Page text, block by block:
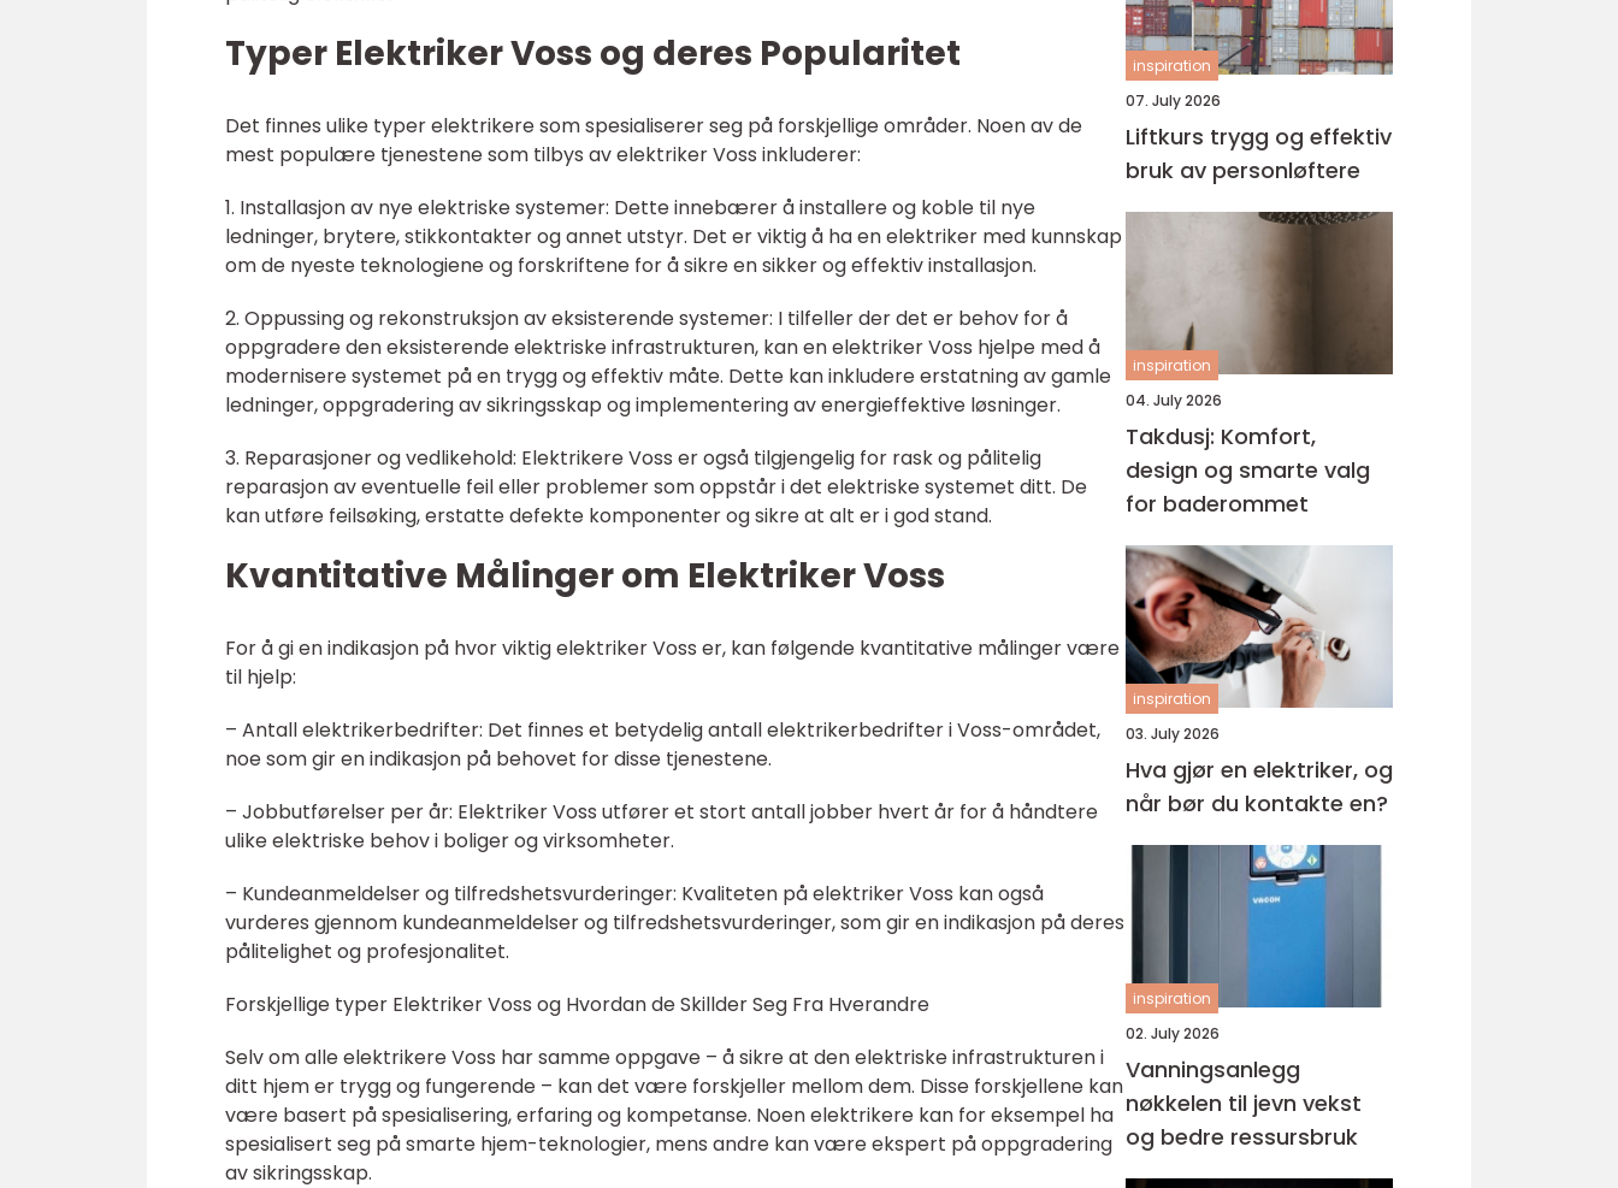
Typer Elektriker Voss og deres Popularitet
Det finnes ulike typer elektrikere som spesialiserer seg på forskjellige områder. Noen av de
mest populære tjenestene som tilbys av elektriker Voss inkluderer:
1. Installasjon av nye elektriske systemer: Dette innebærer å installere og koble til nye
ledninger, brytere, stikkontakter og annet utstyr. Det er viktig å ha en elektriker med kunnskap
om de nyeste teknologiene og forskriftene for å sikre en sikker og effektiv installasjon.
2. Oppussing og rekonstruksjon av eksisterende systemer: I tilfeller der det er behov for å
oppgradere den eksisterende elektriske infrastrukturen, kan en elektriker Voss hjelpe med å
modernisere systemet på en trygg og effektiv måte. Dette kan inkludere erstatning av gamle
ledninger, oppgradering av sikringsskap og implementering av energieffektive løsninger.
3. Reparasjoner og vedlikehold: Elektrikere Voss er også tilgjengelig for rask og pålitelig
reparasjon av eventuelle feil eller problemer som oppstår i det elektriske systemet ditt. De
kan utføre feilsøking, erstatte defekte komponenter og sikre at alt er i god stand.
Kvantitative Målinger om Elektriker Voss
For å gi en indikasjon på hvor viktig elektriker Voss er, kan følgende kvantitative målinger være
til hjelp:
– Antall elektrikerbedrifter: Det finnes et betydelig antall elektrikerbedrifter i Voss-området,
noe som gir en indikasjon på behovet for disse tjenestene.
– Jobbutførelser per år: Elektriker Voss utfører et stort antall jobber hvert år for å håndtere
ulike elektriske behov i boliger og virksomheter.
– Kundeanmeldelser og tilfredshetsvurderinger: Kvaliteten på elektriker Voss kan også
vurderes gjennom kundeanmeldelser og tilfredshetsvurderinger, som gir en indikasjon på deres
pålitelighet og profesjonalitet.
Forskjellige typer Elektriker Voss og Hvordan de Skillder Seg Fra Hverandre
Selv om alle elektrikere Voss har samme oppgave – å sikre at den elektriske infrastrukturen i
ditt hjem er trygg og fungerende – kan det være forskjeller mellom dem. Disse forskjellene kan
være basert på spesialisering, erfaring og kompetanse. Noen elektrikere kan for eksempel ha
spesialisert seg på smarte hjem-teknologier, mens andre kan være ekspert på oppgradering
av sikringsskap.
inspiration
07. July 2026
Liftkurs trygg og effektiv
bruk av personløftere
inspiration
04. July 2026
Takdusj: Komfort,
design og smarte valg
for baderommet
inspiration
03. July 2026
Hva gjør en elektriker, og
når bør du kontakte en?
inspiration
02. July 2026
Vanningsanlegg
nøkkelen til jevn vekst
og bedre ressursbruk